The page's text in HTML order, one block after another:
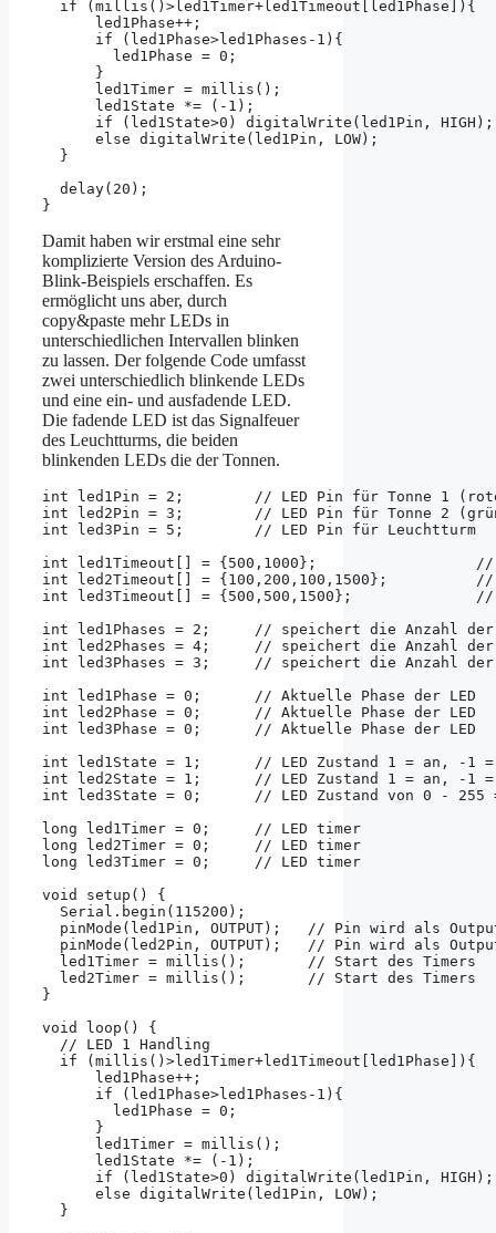
if (millis()>led1Timer+led1Timeout[led1Phase]){
led1Phase++;
if (led1Phase>led1Phases-1){
led1Phase = 0;
      }
led1Timer = millis();
led1State *= (-1);
if (led1State>0) digitalWrite(led1Pin,
else digitalWrite(led1Pin, LOW);
  }
delay(20);
Damit haben wir erstmal eine sehr
komplizierte Version des Arduino-
Blink-Beispiels erschaffen. Es
ermöglicht uns aber, durch
copy&paste mehr LEDs in
unterschiedlichen Intervallen blinken
zu lassen. Der folgende Code umfasst
zwei unterschiedlich blinkende LEDs
und eine ein- und ausfadende LED.
Die fadende LED ist das Signalfeuer
des Leuchtturms, die beiden
blinkenden LEDs die der Tonnen.
int led1Pin = 2;        // LED Pin für Tonne 1
int led2Pin = 3;        // LED Pin für Tonne 2
int led3Pin = 5;        // LED Pin für Leuchtturm
int led1Timeout[] = {500,1000};                  //
int led2Timeout[] = {100,200,100,1500};          //
int led3Timeout[] = {500,500,1500};              //
int led1Phases = 2;     // speichert die Anzahl der
int led2Phases = 4;     // speichert die Anzahl der
int led3Phases = 3;     // speichert die Anzahl der
int led1Phase = 0;      // Aktuelle Phase der LED
int led2Phase = 0;      // Aktuelle Phase der LED
int led3Phase = 0;      // Aktuelle Phase der LED
int led1State = 1;      // LED Zustand 1 = an, -1 =
int led2State = 1;      // LED Zustand 1 = an, -1 =
int led3State = 0;      // LED Zustand von 0 - 255
long led1Timer = 0;     // LED timer
long led2Timer = 0;     // LED timer
long led3Timer = 0;     // LED timer
void setup() {
  Serial.begin(115200);
pinMode(led1Pin, OUTPUT);   // Pin wird als
pinMode(led2Pin, OUTPUT);   // Pin wird als
  led1Timer = millis();       // Start des Timers
  led2Timer = millis();       // Start des Timers
}
void loop() {
  // LED 1 Handling
if (millis()>led1Timer+led1Timeout[led1Phase]){
led1Phase++;
if (led1Phase>led1Phases-1){
led1Phase = 0;
      }
led1Timer = millis();
led1State *= (-1);
if (led1State>0) digitalWrite(led1Pin,
else digitalWrite(led1Pin, LOW);
  }